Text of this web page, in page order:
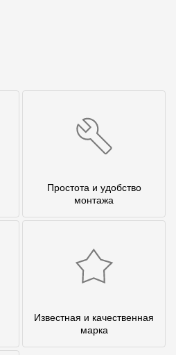
Простота и удобство
монтажа
Известная и качественная
марка